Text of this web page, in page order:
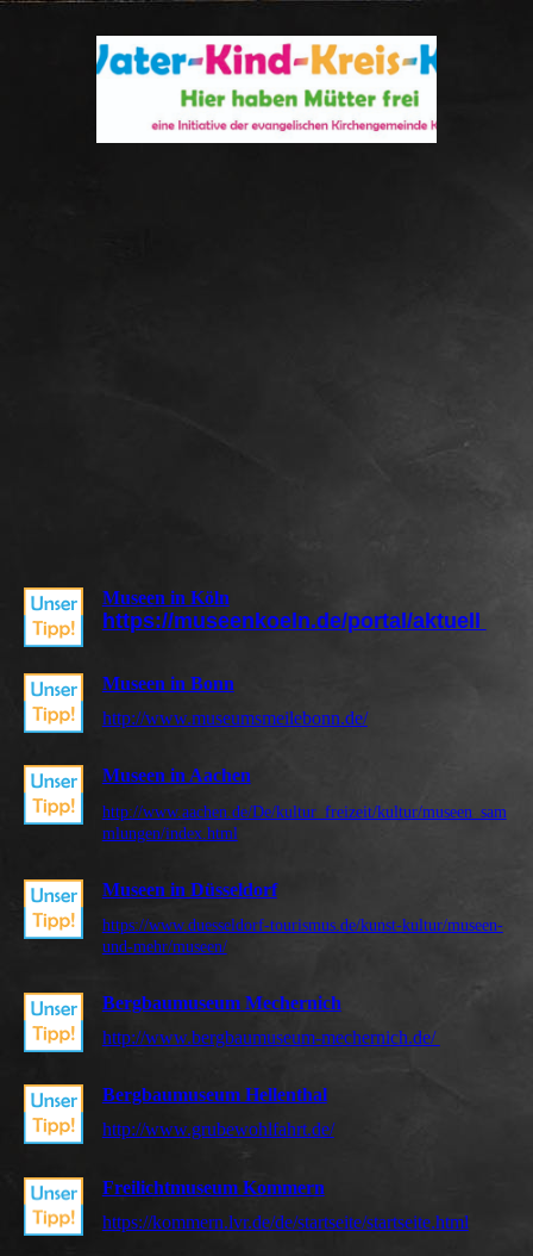
Museen in Köln
https://museenkoeln.de/portal/aktuell
Museen in Bonn
http://www.museumsmeilebonn.de/
Museen in Aachen
http://www.aachen.de/De/kultur_freizeit/kultur/museen_sam
mlungen/index.html
Museen in Düsseldorf
https://www.duesseldorf-tourismus.de/kunst-kultur/museen-
und-mehr/museen/
Bergbaumuseum Mechernich
http://www.bergbaumuseum-mechernich.de/
Bergbaumuseum Hellenthal
http://www.grubewohlfahrt.de/
Freilichtmuseum Kommern
https://kommern.lvr.de/de/startseite/startseite.html